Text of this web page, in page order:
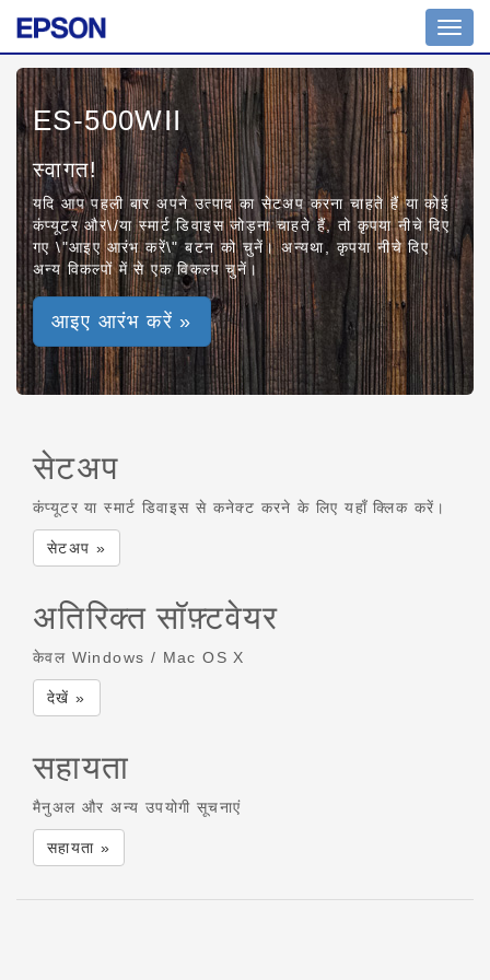
ES-500WII
स्वागत!
यदि आप पहली बार अपने उत्पाद का सेटअप करना चाहते हैं या कोई
कंप्यूटर और\/या स्मार्ट डिवाइस जोड़ना चाहते हैं, तो कृपया नीचे दिए
गए \"आइए आरंभ करें\" बटन को चुनें। अन्यथा, कृपया नीचे दिए
अन्य विकल्पों में से एक विकल्प चुनें।
आइए आरंभ करें »
सेटअप
कंप्यूटर या स्मार्ट डिवाइस से कनेक्ट करने के लिए यहाँ क्लिक करें।
सेटअप »
अतिरिक्त सॉफ़्टवेयर
केवल Windows / Mac OS X
देखें »
सहायता
मैनुअल और अन्य उपयोगी सूचनाएं
सहायता »